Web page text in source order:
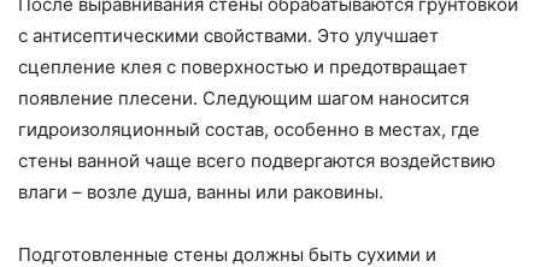
с антисептическими свойствами. Это улучшает
сцепление клея с поверхностью и предотвращает
появление плесени. Следующим шагом наносится
гидроизоляционный состав, особенно в местах, где
стены ванной чаще всего подвергаются воздействию
влаги – возле душа, ванны или раковины.
Подготовленные стены должны быть сухими и